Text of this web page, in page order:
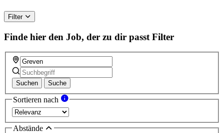
Filter
Finde hier den Job, der zu dir passt Filter
Suchen Suche
Sortieren nach
Abstände